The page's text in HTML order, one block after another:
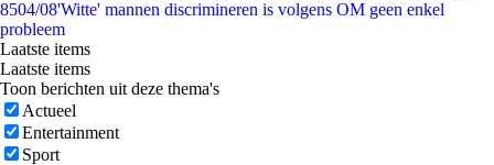
8504/08'Witte' mannen discrimineren is volgens OM geen enkel
probleem
Laatste items
Laatste items
Toon berichten uit deze thema's
Actueel
Entertainment
Sport